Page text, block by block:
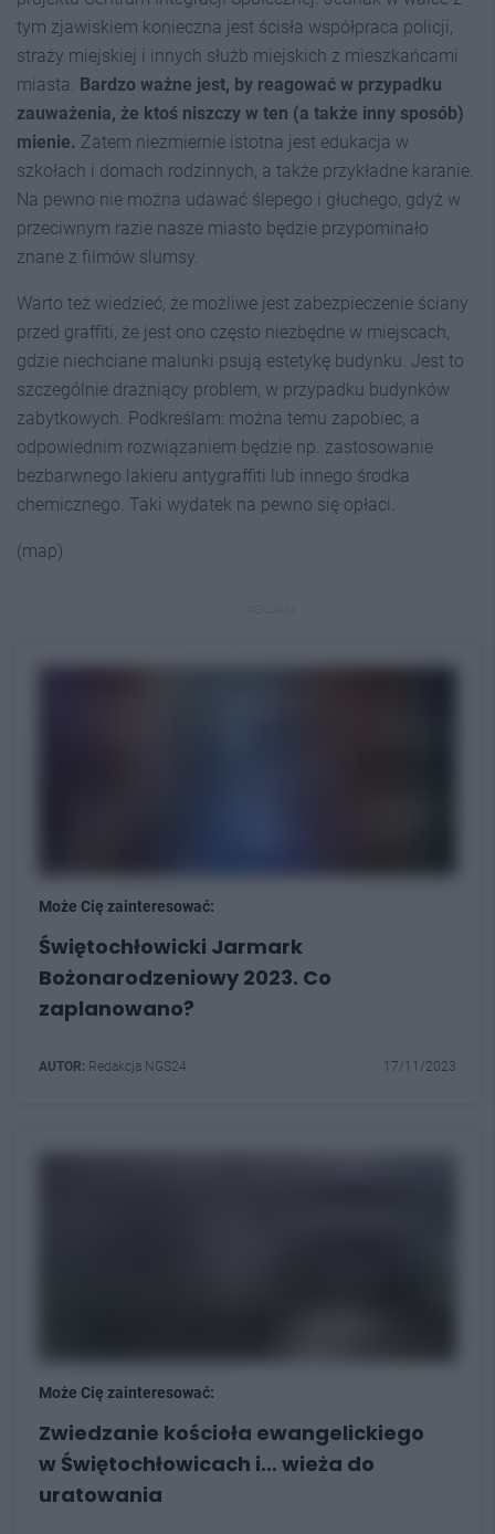
tym zjawiskiem konieczna jest ścisła współpraca policji,
straży miejskiej i innych służb miejskich z mieszkańcami
miasta. Bardzo ważne jest, by reagować w przypadku
zauważenia, że ktoś niszczy w ten (a także inny sposób)
mienie. Zatem niezmiernie istotna jest edukacja w
szkołach i domach rodzinnych, a także przykładne karanie.
Na pewno nie można udawać ślepego i głuchego, gdyż w
przeciwnym razie nasze miasto będzie przypominało
znane z filmów slumsy.
Warto też wiedzieć, że możliwe jest zabezpieczenie ściany
przed graffiti, że jest ono często niezbędne w miejscach,
gdzie niechciane malunki psują estetykę budynku. Jest to
szczególnie drażniący problem, w przypadku budynków
zabytkowych. Podkreślam: można temu zapobiec, a
odpowiednim rozwiązaniem będzie np. zastosowanie
bezbarwnego lakieru antygraffiti lub innego środka
chemicznego. Taki wydatek na pewno się opłaci.
(map)
Może Cię zainteresować:
Świętochłowicki Jarmark
Bożonarodzeniowy 2023. Co
zaplanowano?
AUTOR: Redakcja NGS24 17/11/2023
Może Cię zainteresować:
Zwiedzanie kościoła ewangelickiego
w Świętochłowicach i… wieża do
uratowania